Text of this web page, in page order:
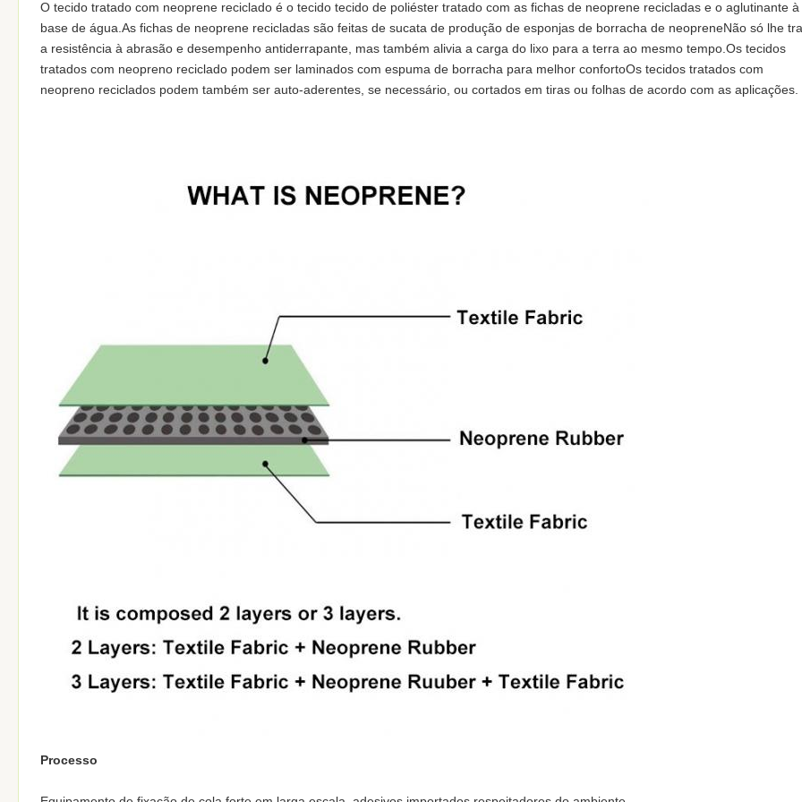
O tecido tratado com neoprene reciclado é o tecido tecido de poliéster tratado com as fichas de neoprene recicladas e o aglutinante à
base de água.As fichas de neoprene recicladas são feitas de sucata de produção de esponjas de borracha de neopreneNão só lhe
a resistência à abrasão e desempenho antiderrapante, mas também alivia a carga do lixo para a terra ao mesmo tempo.Os tecidos
tratados com neopreno reciclado podem ser laminados com espuma de borracha para melhor confortoOs tecidos tratados com
neopreno reciclados podem também ser auto-aderentes, se necessário, ou cortados em tiras ou folhas de acordo com as aplicações.
Processo